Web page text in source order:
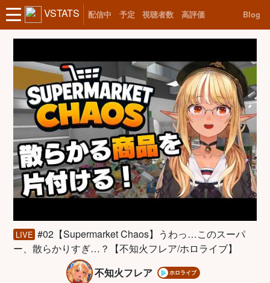
VSTATS 配信中 予定 視聴者数 高評価 Blog
LIVE #02【Supermarket Chaos】うわっ…このスーパ
ー、散らかりすぎ…？【不知火フレア/ホロライブ】
不知火フレア
ホロライブ